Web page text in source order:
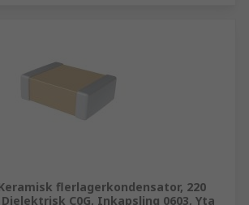
Keramisk flerlagerkondensator, 220
Dielektrisk C0G, Inkapsling 0603, Yta